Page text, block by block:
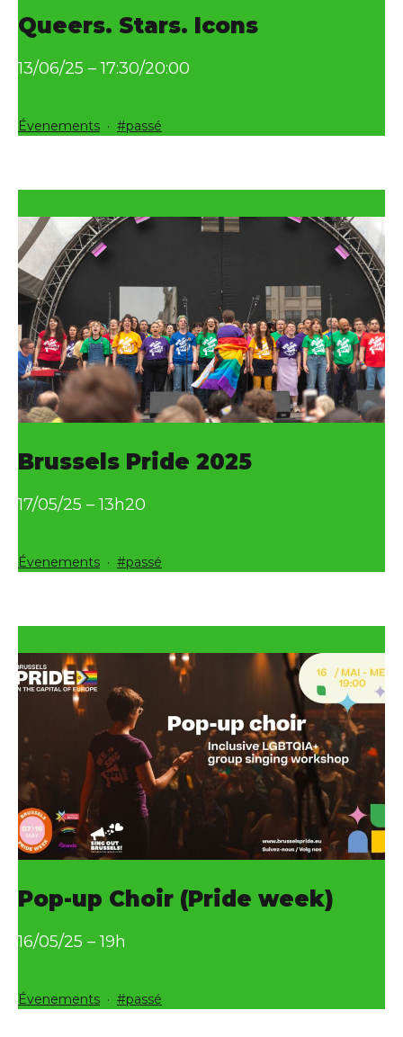
Queers. Stars. Icons
13/06/25 – 17:30/20:00
Catégorisé
Évenements Étiqueté
passé
Brussels Pride 2025
17/05/25 – 13h20
Catégorisé
Évenements Étiqueté
passé
Pop-up Choir (Pride week)
16/05/25 – 19h
Catégorisé
Évenements Étiqueté
passé